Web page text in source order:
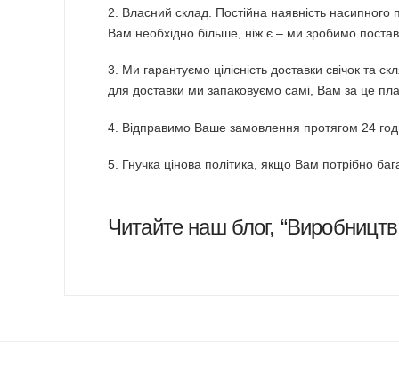
2. Власний склад. Постійна наявність насипного
Вам необхідно більше, ніж є – ми зробимо
3. Ми гарантуємо цілісність доставки свічок та
для доставки ми запаковуємо самі, Вам за це
4. Відправимо Ваше замовлення протягом 24
5. Гнучка цінова політика, якщо Вам потрібно
Читайте наш блог, “